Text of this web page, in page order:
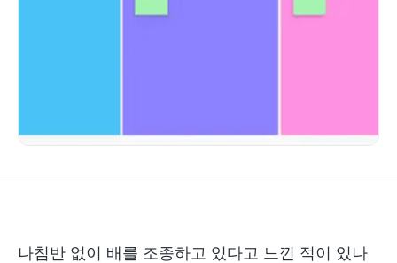
나침반 없이 배를 조종하고 있다고 느낀 적이 있나